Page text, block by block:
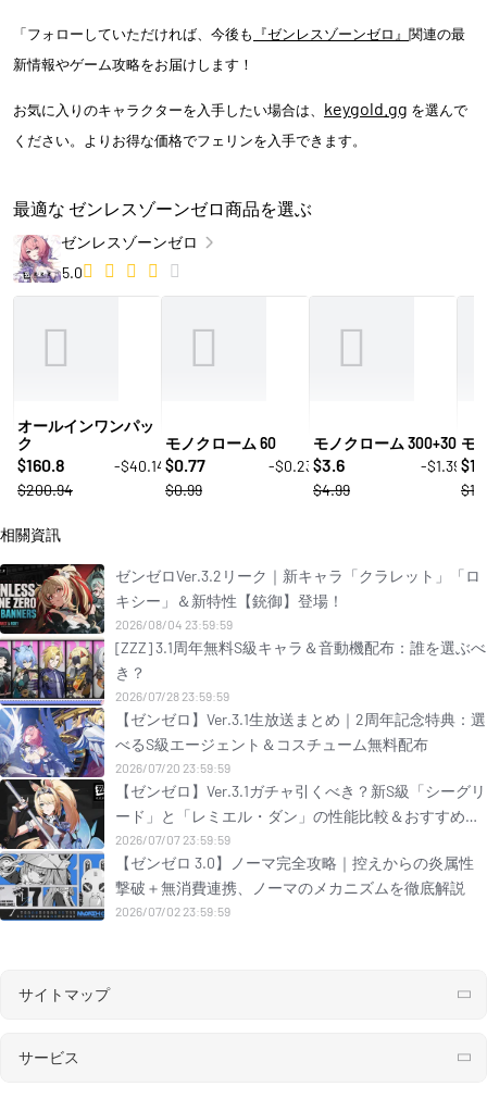
「フォローしていただければ、今後も 『ゼンレスゾーンゼロ』 関連の最
新情報やゲーム攻略をお届けします！
お気に入りのキャラクターを入手したい場合は、 keygold.gg を選んで
ください。よりお得な価格でフェリンを入手できます。
最適な ゼンレスゾーンゼロ商品を選ぶ
ゼンレスゾーンゼロ
5.0
オールインワンパッ
ク
$160.8
-$40.14
$200.94
モノクローム 60
$0.77
-$0.23
$0.99
モノクローム 300+30
$3.6
-$1.39
$4.99
モ
$
相關資訊
ゼンゼロVer.3.2リーク｜新キャラ「クラレット」「ロ
キシー」＆新特性【銃御】登場！
2026/08/04 23:59:59
[ZZZ] 3.1周年無料S級キャラ＆音動機配布：誰を選ぶべ
き？
2026/07/28 23:59:59
【ゼンゼロ】Ver.3.1生放送まとめ｜2周年記念特典：選
べるS級エージェント＆コスチューム無料配布
2026/07/20 23:59:59
【ゼンゼロ】Ver.3.1ガチャ引くべき？新S級「シーグリ
ード」と「レミエル・ダン」の性能比較＆おすすめ解
説！
2026/07/07 23:59:59
【ゼンゼロ 3.0】ノーマ完全攻略｜控えからの炎属性
撃破＋無消費連携、ノーマのメカニズムを徹底解説
2026/07/02 23:59:59
サイトマップ
サービス